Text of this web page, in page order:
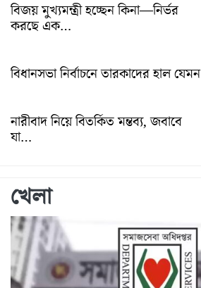
বিজয় মুখ্যমন্ত্রী হচ্ছেন কিনা—নির্ভর
করছে এক…
বিধানসভা নির্বাচনে তারকাদের হাল যেমন
নারীবাদ নিয়ে বিতর্কিত মন্তব্য, জবাবে
যা…
খেলা